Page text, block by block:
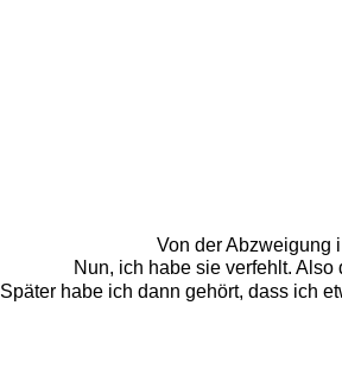
Von der Abzweigung
Nun, ich habe sie verfehlt.
Später habe ich dann gehört, dass ich